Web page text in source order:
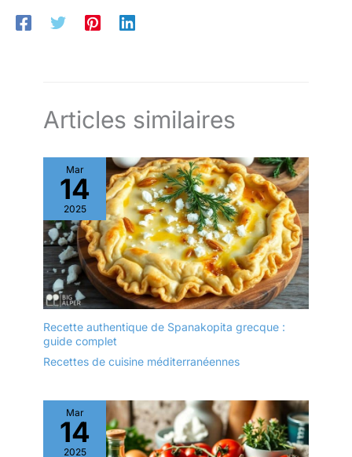
Articles similaires
Mar
14
2025
Recette authentique de Spanakopita grecque :
guide complet
Recettes de cuisine méditerranéennes
Mar
14
2025